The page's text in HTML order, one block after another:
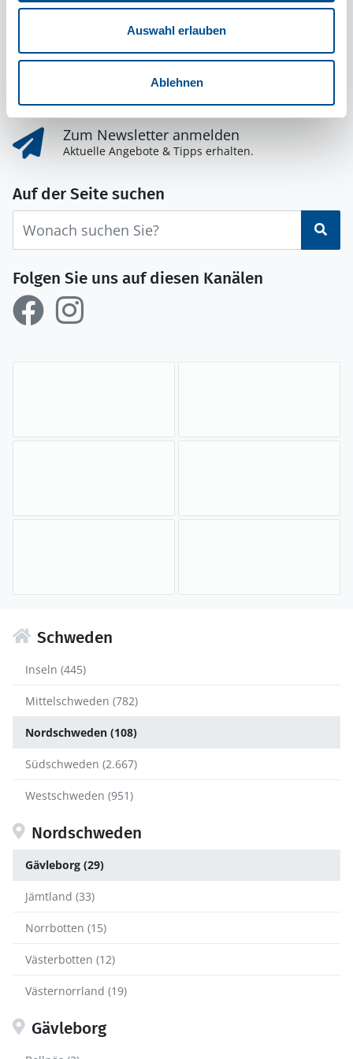
Auswahl erlauben
Ablehnen
Nehmen Sie Kontakt zu uns auf
0800-358 75 28
Wir freuen uns auf Ihre Nachricht.
Zum Newsletter anmelden
Aktuelle Angebote & Tipps erhalten.
Auf der Seite suchen
Folgen Sie uns auf diesen Kanälen
Schweden
Inseln (445)
Mittelschweden (782)
Nordschweden (108)
Südschweden (2.667)
Westschweden (951)
Nordschweden
Gävleborg (29)
Jämtland (33)
Norrbotten (15)
Västerbotten (12)
Västernorrland (19)
Gävleborg